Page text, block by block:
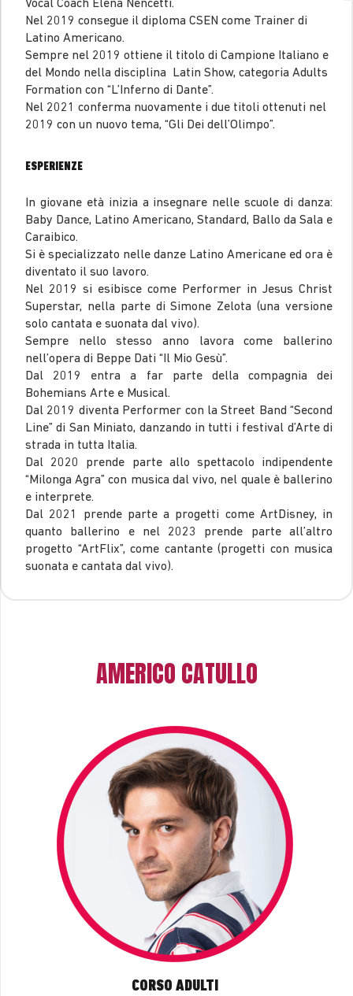
Vocal Coach Elena Nencetti.
Nel 2019 consegue il diploma CSEN come Trainer di
Latino Americano.
Sempre nel 2019 ottiene il titolo di Campione Italiano e
del Mondo nella disciplina Latin Show, categoria Adults
Formation con “L’Inferno di Dante”.
Nel 2021 conferma nuovamente i due titoli ottenuti nel
2019 con un nuovo tema, “Gli Dei dell’Olimpo”.
ESPERIENZE
In giovane età inizia a insegnare nelle scuole di danza:
Baby Dance, Latino Americano, Standard, Ballo da Sala e
Caraibico.
Si è specializzato nelle danze Latino Americane ed ora è
diventato il suo lavoro.
Nel 2019 si esibisce come Performer in Jesus Christ
Superstar, nella parte di Simone Zelota (una versione
solo cantata e suonata dal vivo).
Sempre nello stesso anno lavora come ballerino
nell’opera di Beppe Dati “Il Mio Gesù”.
Dal 2019 entra a far parte della compagnia dei
Bohemians Arte e Musical.
Dal 2019 diventa Performer con la Street Band “Second
Line” di San Miniato, danzando in tutti i festival d’Arte di
strada in tutta Italia.
Dal 2020 prende parte allo spettacolo indipendente
“Milonga Agra” con musica dal vivo, nel quale è ballerino
e interprete.
Dal 2021 prende parte a progetti come ArtDisney, in
quanto ballerino e nel 2023 prende parte all’altro
progetto “ArtFlix”, come cantante (progetti con musica
suonata e cantata dal vivo).
AMERICO CATULLO
CORSO ADULTI